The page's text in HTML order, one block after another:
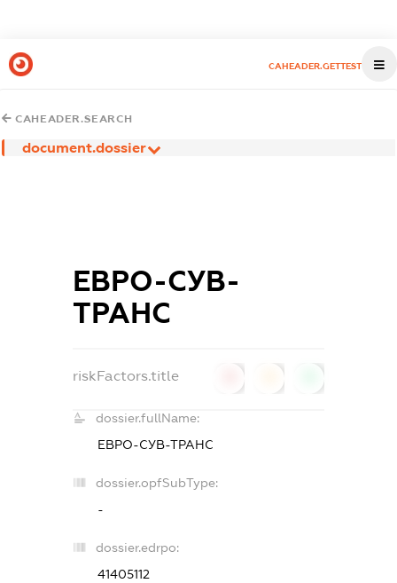
CAHEADER.GETTEST
CAHEADER.SEARCH
document.dossier
ЕВРО-СУВ-
ТРАНС
riskFactors.title
dossier.fullName:
ЕВРО-СУВ-ТРАНС
dossier.opfSubType:
-
dossier.edrpo:
41405112